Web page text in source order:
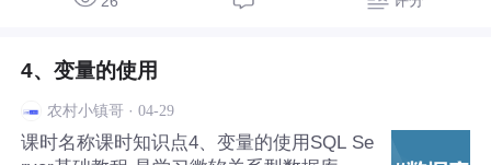
4、变量的使用
农村小镇哥 · 04-29
课时名称课时知识点4、变量的使用SQL Se